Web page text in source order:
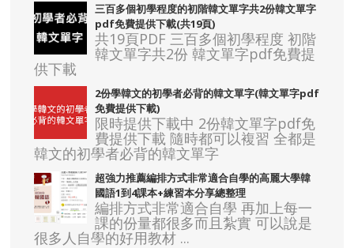
三百多個初學程度的初階韓文單字共2份韓文單字
pdf免費提供下載(共19頁)
共19頁PDF 三百多個初學程度 初階
韓文單字共2份 韓文單字pdf免費提
供下載
2份學韓文的初學者必背的韓文單字(韓文單字pdf
免費提供下載)
限時提供下載中 2份韓文單字pdf免
費提供下載 隨時都可以複習 全都是
韓文的初學者必背的韓文單字
超強力推薦編排方式非常適合自學的高麗大學韓
國語1到4課本+練習本分享總整理
編排方式非常適合自學 再加上每一
課的份量都很多而且紮實 可以說是
很多人自學的好用教材 ...